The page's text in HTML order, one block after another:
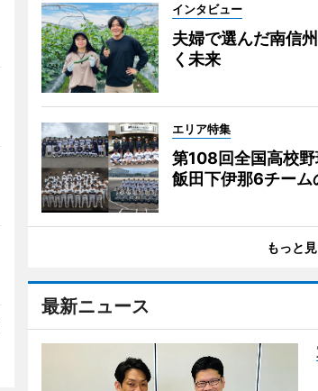
インタビュー
夫婦で選んだ南信
く未来
エリア特集
第108回全国高校
飯田下伊那6チーム
もっと
最新ニュース